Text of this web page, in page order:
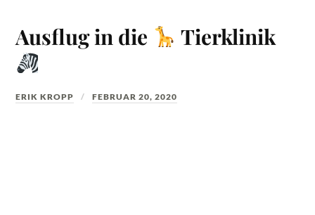
Ausflug in die Tierklinik
ERIK KROPP FEBRUAR 20, 2020